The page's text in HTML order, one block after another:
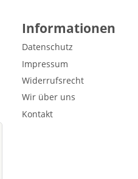
Informationen
Datenschutz
Impressum
Widerrufsrecht
Wir über uns
Kontakt